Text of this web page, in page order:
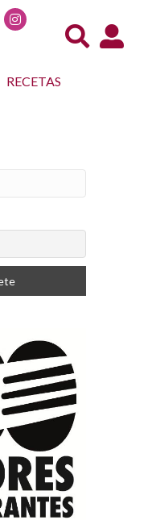
Acceso
RECETAS